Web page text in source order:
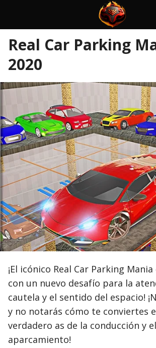
Real Car Parking
2020
¡El icónico Real Car Parking
con un nuevo desafío para la
cautela y el sentido del espacio!
y no notarás cómo te conviertes
verdadero as de la conducción y el
aparcamiento!